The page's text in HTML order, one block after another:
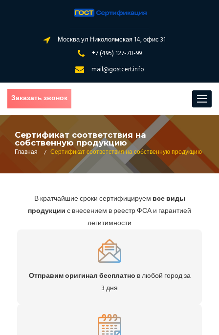
Москва ул Николоямская 14, офис 31
+7 (495) 127-70-99
mail@gostcert.info
Toggle
Заказать звонок
Сертификат соответствия на
собственную продукцию
Главная
/ Сертификат соответствия на собственную продукцию
В кратчайшие сроки сертифицируем все виды
продукциис внесением в реестр ФСА и гарантией
легитимности
Отправим оригинал бесплатно в любой город за
3 дня